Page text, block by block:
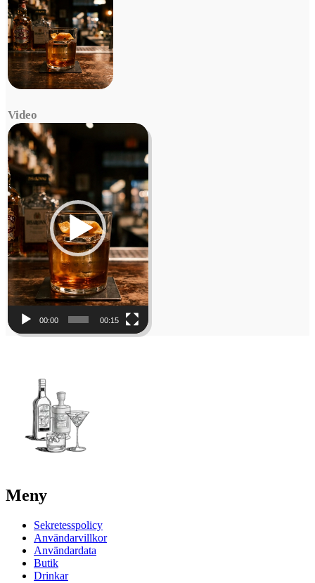
Video
Video
Player
00:00 00:15
Meny
Sekretesspolicy
Användarvillkor
Användardata
Butik
Drinkar